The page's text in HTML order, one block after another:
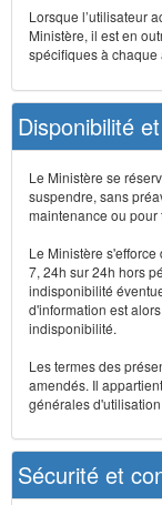
Lorsque l’utilisateur
Ministère, il est en
spécifiques à
Disponibilité
Le Ministère se
suspendre, sans
maintenance ou pour
Le Ministère
7, 24h sur 24h hors
indisponibilité
d'information est
indisponibilité.
Les termes des
amendés. Il
générales
Sécurité et